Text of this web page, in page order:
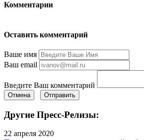
Комментарии
Оставить комментарий
Ваше имя
Ваш email
Введите Ваш комментарий
Отмена Отправить
Другие Пресс-Релизы:
22 апреля 2020